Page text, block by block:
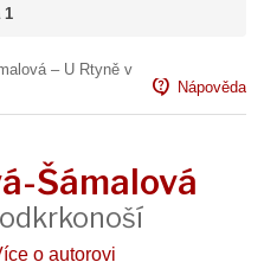
1
– U Rtyně v
contact_support Nápověda
Šámalová
o autorovi